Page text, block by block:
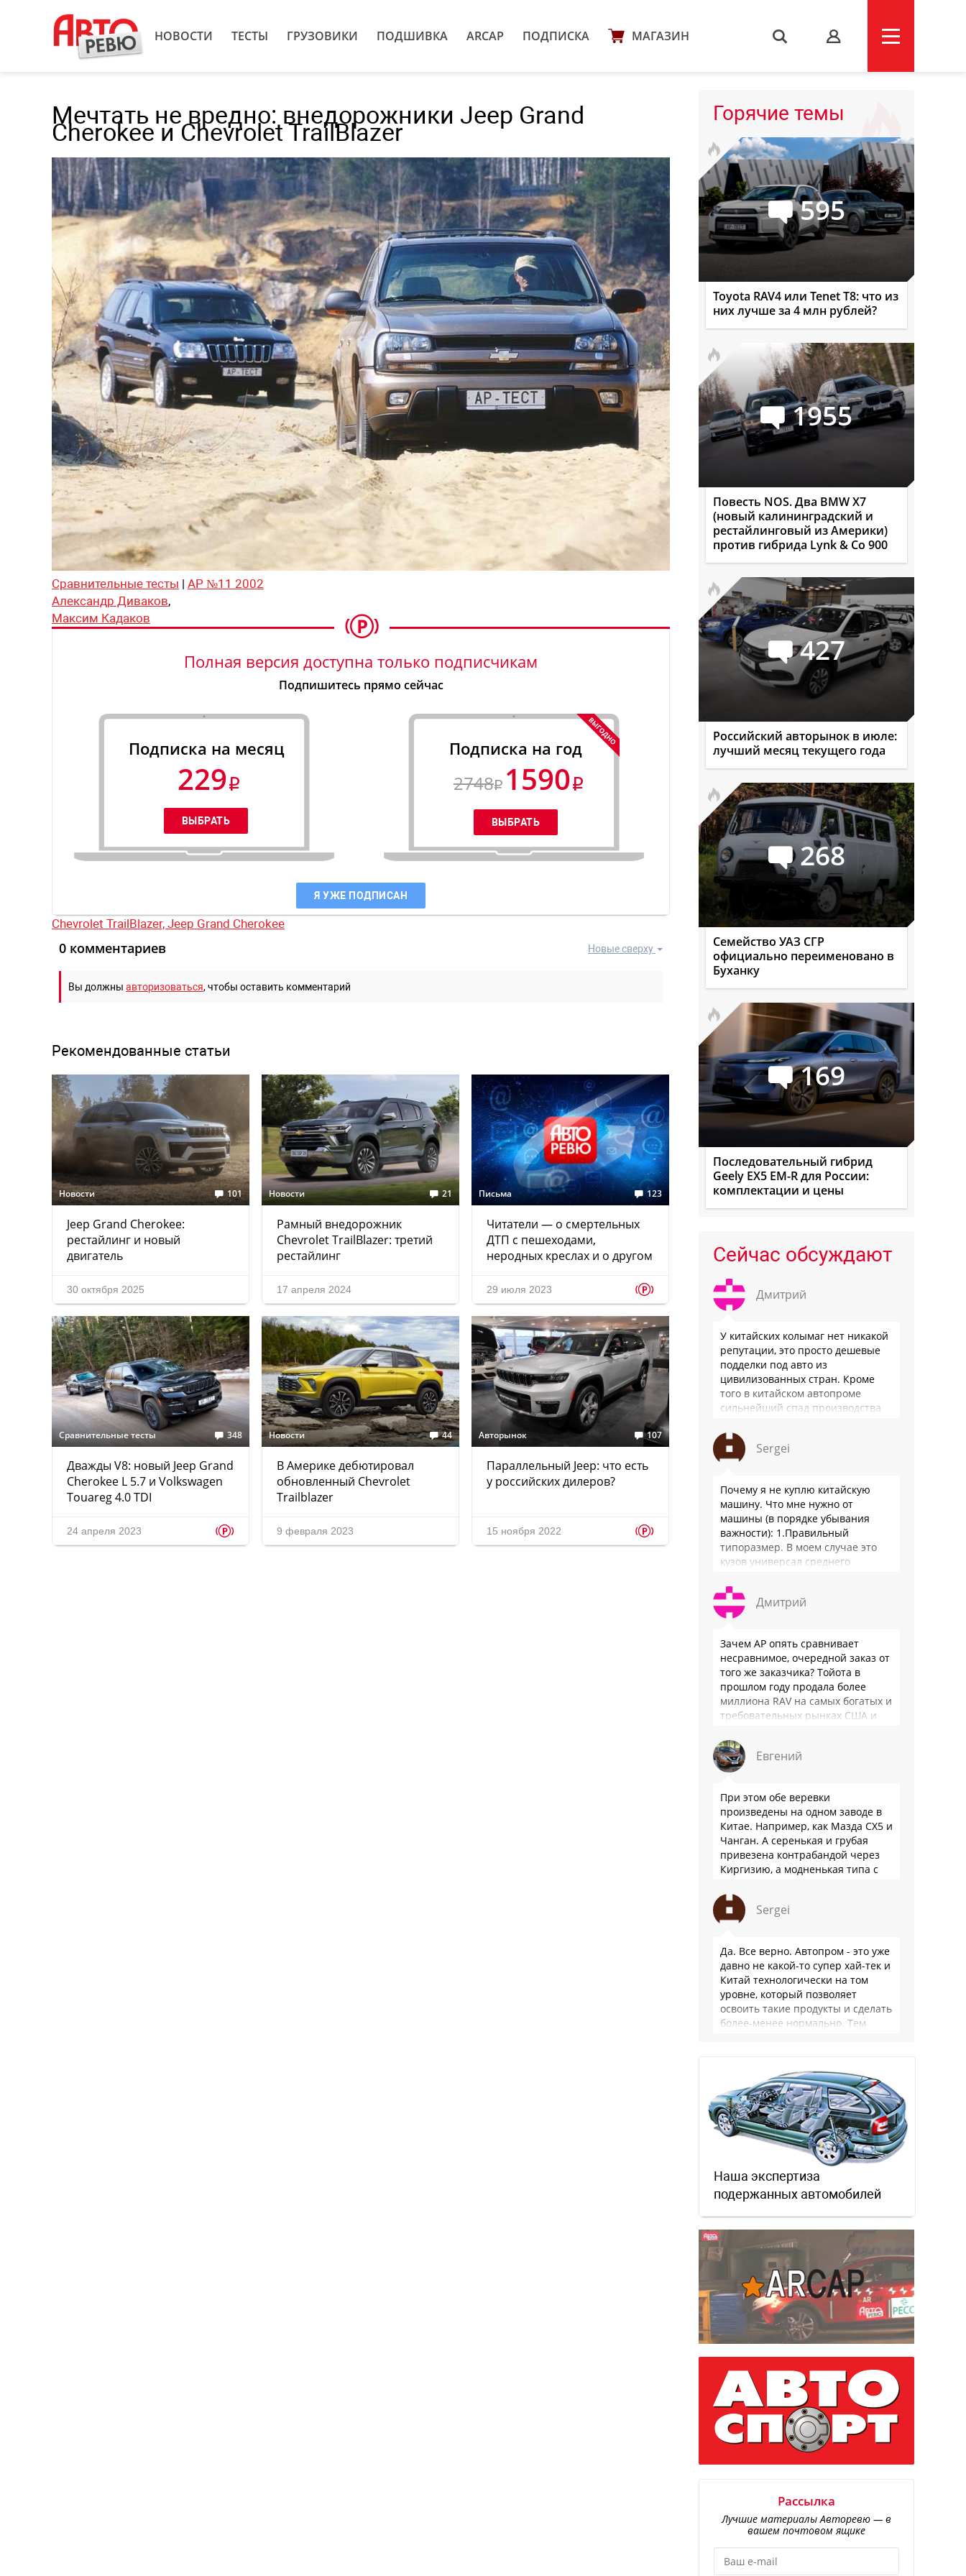
НОВОСТИ ТЕСТЫ ГРУЗОВИКИ ПОДШИВКА ARCAP ПОДПИСКА МАГАЗИН s
Мечтать не вредно: внедорожники Jeep Grand
Cherokee и Chevrolet TrailBlazer
Сравнительные тесты | АР №11 2002
Александр Диваков,
Максим Кадаков
Полная версия доступна только подписчикам
Подпишитесь прямо сейчас
Подписка на месяц
229
Подписка на год
2748 1590
Я УЖЕ ПОДПИСАН
Chevrolet TrailBlazer, Jeep Grand Cherokee
Новые сверху
0 комментариев
Вы должны авторизоваться, чтобы оставить комментарий
Рекомендованные статьи
Новости 101
Jeep Grand Cherokee:
рестайлинг и новый
двигатель
30 октября 2025
Новости 21
Рамный внедорожник
Chevrolet TrailBlazer: третий
рестайлинг
17 апреля 2024
Письма 123
Читатели — о смертельных
ДТП с пешеходами,
неродных креслах и о другом
29 июля 2023 p
Сравнительные тесты 348
Дважды V8: новый Jeep Grand
Cherokee L 5.7 и Volkswagen
Touareg 4.0 TDI
24 апреля 2023 p
Новости 44
В Америке дебютировал
обновленный Chevrolet
Trailblazer
9 февраля 2023
Авторынок 107
Параллельный Jeep: что есть
у российских дилеров?
15 ноября 2022 p
Горячие темы
595
Toyota RAV4 или Tenet T8: что из
них лучше за 4 млн рублей?
1955
Повесть NOS. Два BMW X7
(новый калининградский и
рестайлинговый из Америки)
против гибрида Lynk & Co 900
427
Российский авторынок в июле:
лучший месяц текущего года
268
Семейство УАЗ СГР
официально переименовано в
Буханку
169
Последовательный гибрид
Geely EX5 EM-R для России:
комплектации и цены
Сейчас обсуждают
Дмитрий
У китайских колымаг нет никакой
репутации, это просто дешевые
подделки под авто из
цивилизованных стран. Кроме
того в китайском автопроме
сильнейший спад производства
почти все китайские
производители работают …
Sergei
Почему я не куплю китайскую
машину. Что мне нужно от
машины (в порядке убывания
важности): 1.Правильный
типоразмер. В моем случае это
кузов универсал среднего
быть уверенным, что она меня
везде довезет и …
Дмитрий
Зачем АР опять сравнивает
несравнимое, очередной заказ от
того же заказчика? Тойота в
прошлом году продала более
миллиона RAV на самых богатых и
требовательных рынках США и
подтвердив статус …
Евгений
При этом обе веревки
произведены на одном заводе в
Китае. Например, как Мазда СХ5 и
Чанган. А серенькая и грубая
привезена контрабандой через
Киргизию, а модненькая типа с
Sergei
Да. Все верно. Автопром - это уже
давно не какой-то супер хай-тек и
Китай технологически на том
уровне, который позволяет
освоить такие продукты и сделать
более-менее нормально. Тем
Наша экспертиза
подержанных автомобилей
Рассылка
Лучшие материалы Авторевю — в
вашем почтовом ящике